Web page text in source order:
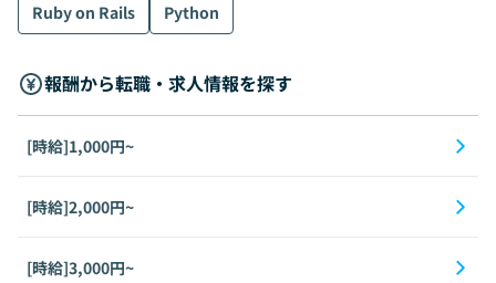
Ruby on Rails
Python
報酬から転職・求人情報を探す
[時給]1,000円~
[時給]2,000円~
[時給]3,000円~